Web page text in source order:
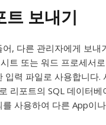
트 보내기
어, 다른 관리자에게 보
트 또는 워드 프로세서
입력 파일로 사용합니다.
리포트의 SQL 데이터
를 사용하여 다른 App이